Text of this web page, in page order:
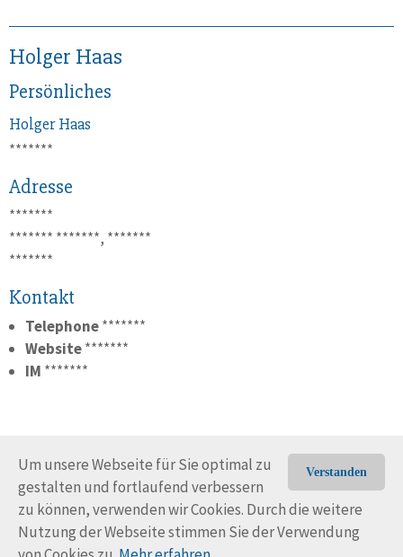
Verstanden
Um unsere Webseite für Sie optimal zu
gestalten und fortlaufend verbessern
zu können, verwenden wir Cookies. Durch die weitere
Nutzung der Webseite stimmen Sie der Verwendung
Holger Haas
Persönliches
HolgerHaas
*******
Adresse
*******
******* *******, *******
*******
Kontakt
Telephone*******
Website*******
IM *******
© Trans-Ocean e.V. 2010-2026 Impressum
Nutzungsbedingungen
Rechtliche Hinweise